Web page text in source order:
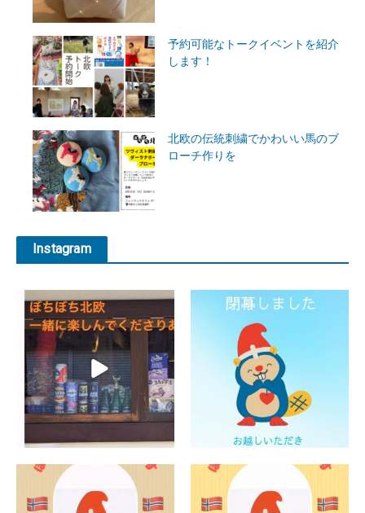
予約可能なトークイベントを紹介
します！
北欧の伝統刺繍でかわいい馬のブ
ローチ作りを
Instagram